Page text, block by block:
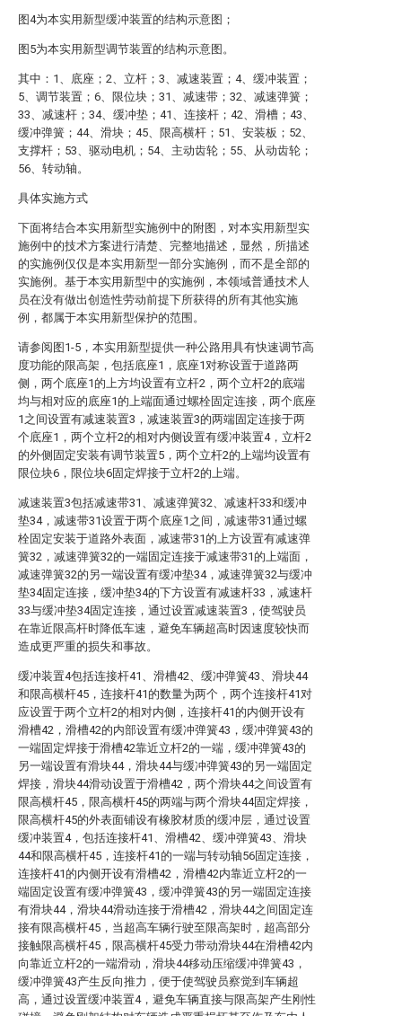
图4为本实用新型缓冲装置的结构示意图；
图5为本实用新型调节装置的结构示意图。
其中：1、底座；2、立杆；3、减速装置；4、缓冲装置；
5、调节装置；6、限位块；31、减速带；32、减速弹簧；
33、减速杆；34、缓冲垫；41、连接杆；42、滑槽；43、
缓冲弹簧；44、滑块；45、限高横杆；51、安装板；52、
支撑杆；53、驱动电机；54、主动齿轮；55、从动齿轮；
56、转动轴。
具体实施方式
下面将结合本实用新型实施例中的附图，对本实用新型实
施例中的技术方案进行清楚、完整地描述，显然，所描述
的实施例仅仅是本实用新型一部分实施例，而不是全部的
实施例。基于本实用新型中的实施例，本领域普通技术人
员在没有做出创造性劳动前提下所获得的所有其他实施
例，都属于本实用新型保护的范围。
请参阅图1-5，本实用新型提供一种公路用具有快速调节高
度功能的限高架，包括底座1，底座1对称设置于道路两
侧，两个底座1的上方均设置有立杆2，两个立杆2的底端
均与相对应的底座1的上端面通过螺栓固定连接，两个底座
1之间设置有减速装置3，减速装置3的两端固定连接于两
个底座1，两个立杆2的相对内侧设置有缓冲装置4，立杆2
的外侧固定安装有调节装置5，两个立杆2的上端均设置有
限位块6，限位块6固定焊接于立杆2的上端。
减速装置3包括减速带31、减速弹簧32、减速杆33和缓冲
垫34，减速带31设置于两个底座1之间，减速带31通过螺
栓固定安装于道路外表面，减速带31的上方设置有减速弹
簧32，减速弹簧32的一端固定连接于减速带31的上端面，
减速弹簧32的另一端设置有缓冲垫34，减速弹簧32与缓冲
垫34固定连接，缓冲垫34的下方设置有减速杆33，减速杆
33与缓冲垫34固定连接，通过设置减速装置3，使驾驶员
在靠近限高杆时降低车速，避免车辆超高时因速度较快而
造成更严重的损失和事故。
缓冲装置4包括连接杆41、滑槽42、缓冲弹簧43、滑块44
和限高横杆45，连接杆41的数量为两个，两个连接杆41对
应设置于两个立杆2的相对内侧，连接杆41的内侧开设有
滑槽42，滑槽42的内部设置有缓冲弹簧43，缓冲弹簧43的
一端固定焊接于滑槽42靠近立杆2的一端，缓冲弹簧43的
另一端设置有滑块44，滑块44与缓冲弹簧43的另一端固定
焊接，滑块44滑动设置于滑槽42，两个滑块44之间设置有
限高横杆45，限高横杆45的两端与两个滑块44固定焊接，
限高横杆45的外表面铺设有橡胶材质的缓冲层，通过设置
缓冲装置4，包括连接杆41、滑槽42、缓冲弹簧43、滑块
44和限高横杆45，连接杆41的一端与转动轴56固定连接，
连接杆41的内侧开设有滑槽42，滑槽42内靠近立杆2的一
端固定设置有缓冲弹簧43，缓冲弹簧43的另一端固定连接
有滑块44，滑块44滑动连接于滑槽42，滑块44之间固定连
接有限高横杆45，当超高车辆行驶至限高架时，超高部分
接触限高横杆45，限高横杆45受力带动滑块44在滑槽42内
向靠近立杆2的一端滑动，滑块44移动压缩缓冲弹簧43，
缓冲弹簧43产生反向推力，便于使驾驶员察觉到车辆超
高，通过设置缓冲装置4，避免车辆直接与限高架产生刚性